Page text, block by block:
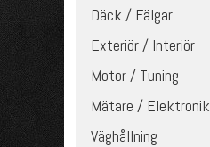
Däck / Fälgar
Exteriör / Interiör
Motor / Tuning
Mätare / Elektronik
Väghållning